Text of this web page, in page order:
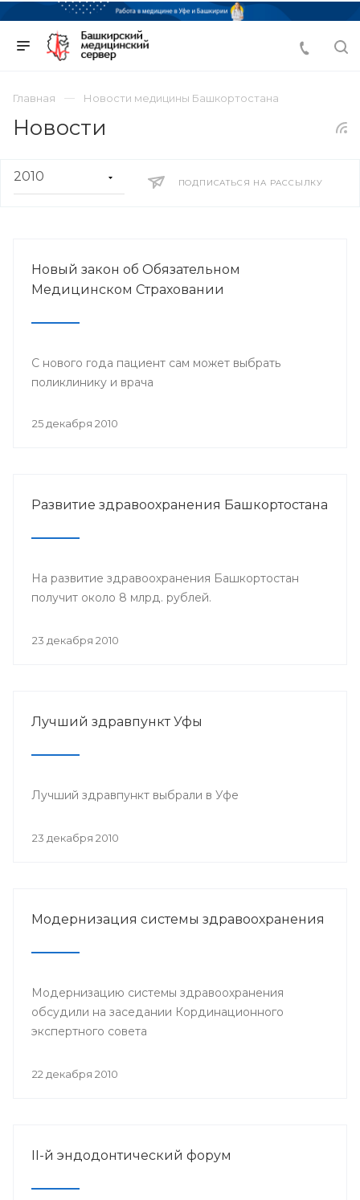
Главная Новости медицины Башкортостана
Новости
ПОДПИСАТЬСЯ НА РАССЫЛКУ
Новый закон об Обязательном
Медицинском Страховании
С нового года пациент сам может выбрать
поликлинику и врача
25 декабря 2010
Развитие здравоохранения Башкортостана
На развитие здравоохранения Башкортостан
получит около 8 млрд. рублей.
23 декабря 2010
Лучший здравпункт Уфы
Лучший здравпункт выбрали в Уфе
23 декабря 2010
Модернизация системы здравоохранения
Модернизацию системы здравоохранения
обсудили на заседании Кординационного
экспертного совета
22 декабря 2010
II-й эндодонтический форум